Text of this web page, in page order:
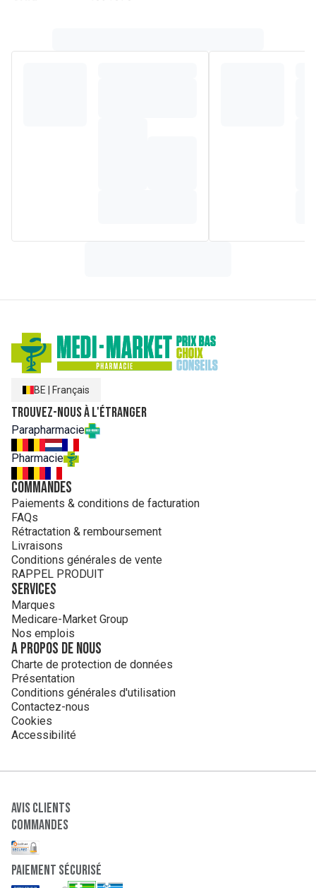
BE Français
Trouvez-nous à l'étranger
Parapharmacie
Pharmacie
Commandes
Paiements & conditions de facturation
FAQs
Rétractation & remboursement
Livraisons
Conditions générales de vente
RAPPEL PRODUIT
Services
Marques
Medicare-Market Group
Nos emplois
A propos de nous
Charte de protection de données
Présentation
Conditions générales d'utilisation
Contactez-nous
Cookies
Accessibilité
Avis clients
Commandes
paiement sécurisé